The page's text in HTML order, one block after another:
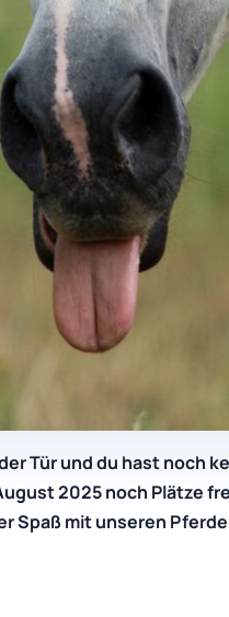
Tür und du hast noch
2025 noch Plätze
Spaß mit unseren